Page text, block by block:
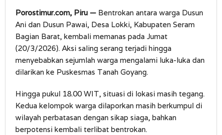
Porostimur.com, Piru — Bentrokan antara warga Dusun
Ani dan Dusun Pawai, Desa Lokki, Kabupaten Seram
Bagian Barat, kembali memanas pada Jumat
(20/3/2026). Aksi saling serang terjadi hingga
menyebabkan sejumlah warga mengalami luka-luka dan
dilarikan ke Puskesmas Tanah Goyang.
Hingga pukul 18.00 WIT, situasi di lokasi masih tegang.
Kedua kelompok warga dilaporkan masih berkumpul di
wilayah perbatasan dengan sikap siaga, bahkan
berpotensi kembali terlibat bentrokan.